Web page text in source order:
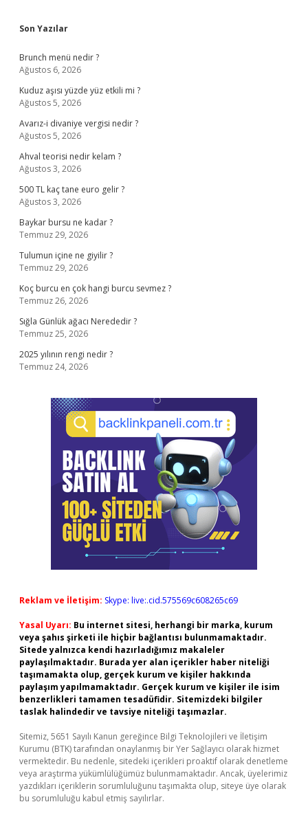
Sidebar
Son Yazılar
Brunch menü nedir ?
Ağustos 6, 2026
Kuduz aşısı yüzde yüz etkili mi ?
Ağustos 5, 2026
Avarız-i divaniye vergisi nedir ?
Ağustos 5, 2026
Ahval teorisi nedir kelam ?
Ağustos 3, 2026
500 TL kaç tane euro gelir ?
Ağustos 3, 2026
Baykar bursu ne kadar ?
Temmuz 29, 2026
Tulumun içine ne giyilir ?
Temmuz 29, 2026
Koç burcu en çok hangi burcu sevmez ?
Temmuz 26, 2026
Sığla Günlük ağacı Nerededir ?
Temmuz 25, 2026
2025 yılının rengi nedir ?
Temmuz 24, 2026
Reklam ve İletişim: Skype: live:.cid.575569c608265c69
Yasal Uyarı: Bu internet sitesi, herhangi bir marka, kurum
veya şahıs şirketi ile hiçbir bağlantısı bulunmamaktadır.
Sitede yalnızca kendi hazırladığımız makaleler
paylaşılmaktadır. Burada yer alan içerikler haber niteliği
taşımamakta olup, gerçek kurum ve kişiler hakkında
paylaşım yapılmamaktadır. Gerçek kurum ve kişiler ile isim
benzerlikleri tamamen tesadüfidir. Sitemizdeki bilgiler
taslak halindedir ve tavsiye niteliği taşımazlar.
Sitemiz, 5651 Sayılı Kanun gereğince Bilgi Teknolojileri ve İletişim
Kurumu (BTK) tarafından onaylanmış bir Yer Sağlayıcı olarak hizmet
vermektedir. Bu nedenle, sitedeki içerikleri proaktif olarak denetleme
veya araştırma yükümlülüğümüz bulunmamaktadır. Ancak, üyelerimiz
yazdıkları içeriklerin sorumluluğunu taşımakta olup, siteye üye olarak
bu sorumluluğu kabul etmiş sayılırlar.